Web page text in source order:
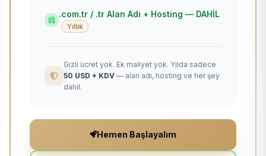
.com.tr / .tr Alan Adı + Hosting — DAHİL
Yıllık
Gizli ücret yok. Ek maliyet yok. Yılda sadece
50 USD + KDV — alan adı, hosting ve her şey
dahil.
Hemen Başlayalım